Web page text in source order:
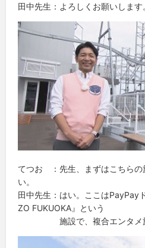
田中先生：よろしくお願いします
てつお ：先生、まずはこちらの
い。
田中先生：はい。ここはPayPay
ZO FUKUOKA』という
施設で、複合エンタメ施設